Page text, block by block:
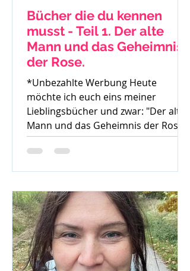
Bücher die du kennen
musst - Teil 1. Der alte
Mann und das Geheimnis
der Rose.
*Unbezahlte Werbung Heute
möchte ich euch eins meiner
Lieblingsbücher und zwar: "Der alte
Mann und das Geheimnis der Rose"
von Mark...